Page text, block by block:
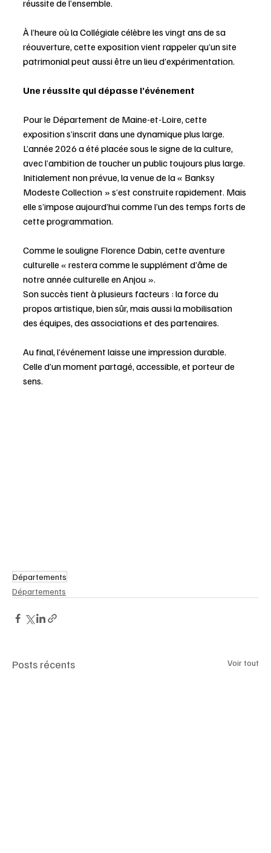
réussite de l’ensemble.
À l’heure où la Collégiale célèbre les vingt ans de sa
réouverture, cette exposition vient rappeler qu’un site
patrimonial peut aussi être un lieu d’expérimentation.
Une réussite qui dépasse l’événement
Pour le Département de Maine-et-Loire, cette
exposition s’inscrit dans une dynamique plus large.
L’année 2026 a été placée sous le signe de la culture,
avec l’ambition de toucher un public toujours plus large.
Initialement non prévue, la venue de la « Banksy
Modeste Collection » s’est construite rapidement. Mais
elle s’impose aujourd’hui comme l’un des temps forts de
cette programmation.
Comme le souligne Florence Dabin, cette aventure
culturelle « restera comme le supplément d’âme de
notre année culturelle en Anjou ».
Son succès tient à plusieurs facteurs : la force du
propos artistique, bien sûr, mais aussi la mobilisation
des équipes, des associations et des partenaires.
Au final, l’événement laisse une impression durable.
Celle d’un moment partagé, accessible, et porteur de
sens.
Départements
Départements
Posts récents Voir tout